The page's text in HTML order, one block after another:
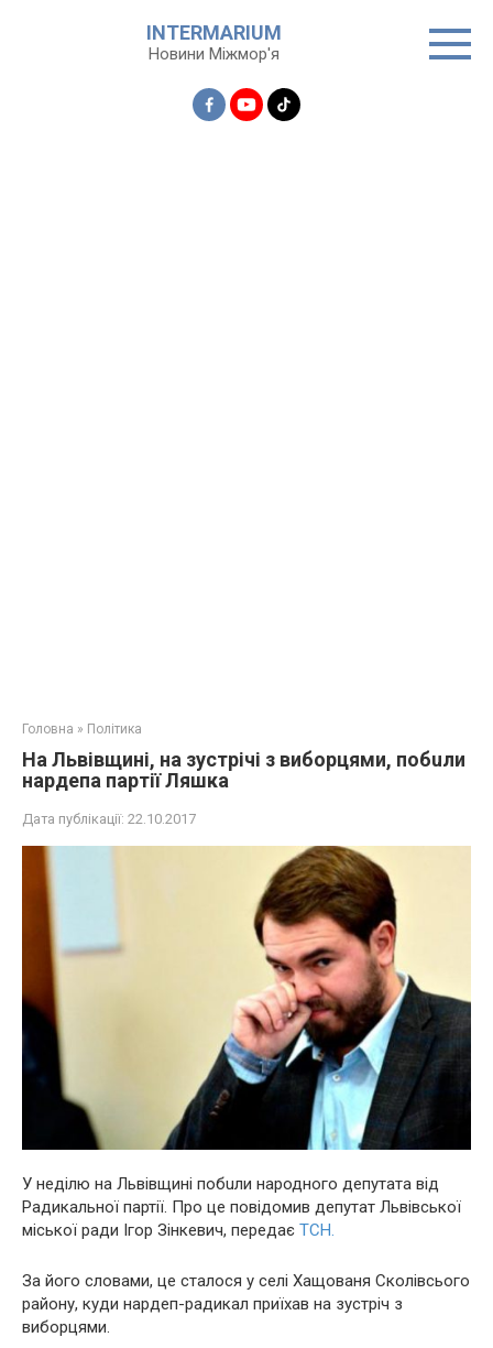
INTERMARIUM
Новини Міжмор'я
Головна » Політика
На Львівщині, на зустрічі з виборцями, побuли
нардепа партії Ляшка
Дата публікації: 22.10.2017
У неділю на Львівщині побuли народного депутата від
Радикальної партії. Про це повідомив депутат Львівської
міської ради Ігор Зінкевич, передає ТСН.
За його словами, це сталося у селі Хащованя Сколівсього
району, куди нардеп-радикал приїхав на зустріч з
виборцями.